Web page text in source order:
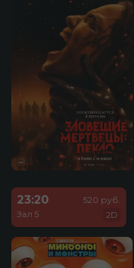
23:20
Зал 5
520 руб.
2D